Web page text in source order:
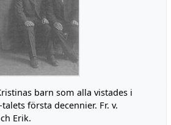
barn som alla vistades i
första decennier. Fr. v.
Erik.